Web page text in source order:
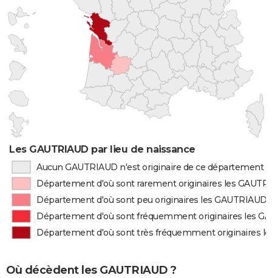
Les GAUTRIAUD par lieu de naissance
Aucun GAUTRIAUD n'est originaire de ce département
Département d'où sont rarement originaires les
Département d'où sont peu originaires les GAUTRIAUD
Département d'où sont fréquemment originaires les
Département d'où sont très fréquemment originaires
Où décèdent les GAUTRIAUD ?